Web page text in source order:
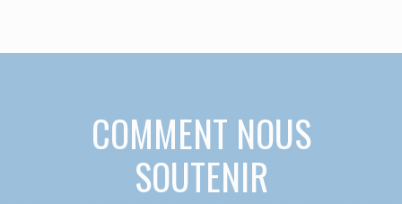
COMMENT NOUS
SOUTENIR